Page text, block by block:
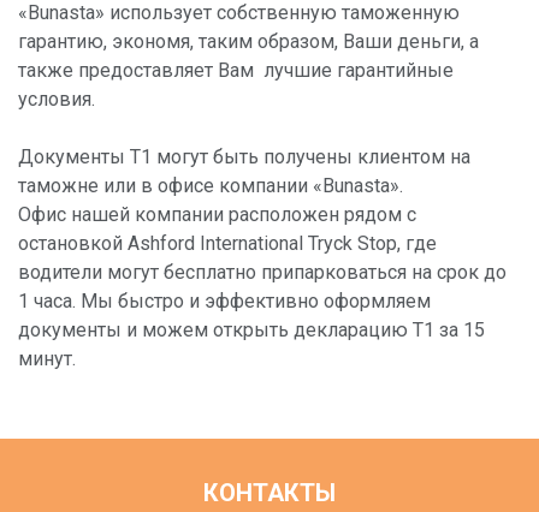
КОНТАКТЫ
«Bunasta» использует собственную таможенную
гарантию, экономя, таким образом, Ваши деньги, а
также предоставляет Вам лучшие гарантийные
условия.
Документы T1 могут быть получены клиентом на
таможне или в офисе компании «Bunasta».
Офис нашей компании расположен рядом с
остановкой Ashford International Tryck Stop, где
водители могут бесплатно припарковаться на срок до
1 часа. Мы быстро и эффективно оформляем
документы и можем открыть декларацию Т1 за 15
минут.